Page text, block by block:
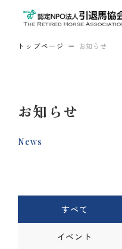
トップページ お知らせ
お知らせ
News
すべて
イベント